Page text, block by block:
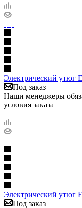
Электрический утюг
Под заказ
Наши менеджеры
условия заказа
Электрический утюг
Под заказ